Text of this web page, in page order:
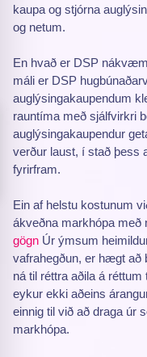
kaupa og stjórna
og netum.
En hvað er DSP
máli er DSP
auglýsingakaupendum
rauntíma með sjálfvirkri
auglýsingakaupendur
verður laust, í stað þess
fyrirfram.
Ein af helstu kostunum
ákveðna markhópa
gögn Úr ýmsum
vafrahegðun, er hægt að
ná til réttra aðila á
eykur ekki aðeins
einnig til við að draga úr
markhópa.